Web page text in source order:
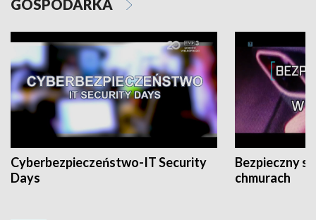
GOSPODARKA
Cyberbezpieczeństwo-IT Security
Days
Bezpieczny
chmurach